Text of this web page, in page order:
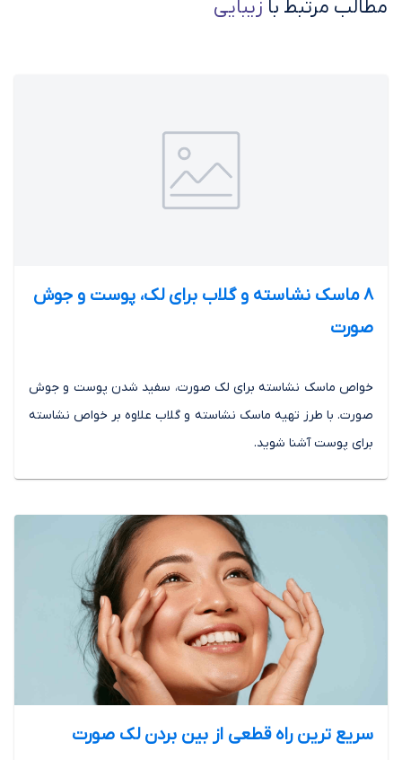
مطالب مرتبط با زیبایی
8 ماسک نشاسته و گلاب برای لک، پوست و جوش
صورت
خواص ماسک نشاسته برای لک صورت، سفید شدن پوست و جوش
صورت. با طرز تهیه ماسک نشاسته و گلاب علاوه بر خواص نشاسته
برای پوست آشنا شوید.
سریع ترین راه قطعی از بین بردن لک صورت